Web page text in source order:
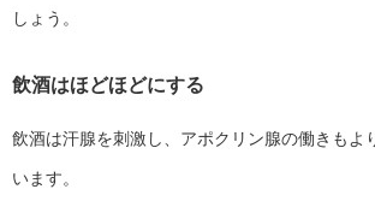
しょう。
飲酒はほどほどにする
飲酒は汗腺を刺激し、アポクリン腺の働きもよ
います。